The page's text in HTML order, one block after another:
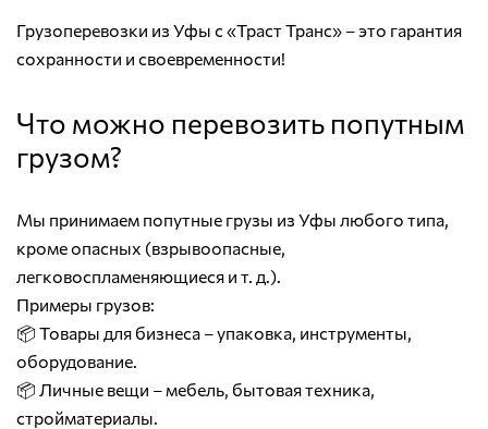
Грузоперевозки из Уфы с «Траст Транс» – это гарантия
сохранности и своевременности!
Что можно перевозить попутным
грузом?
Мы принимаем попутные грузы из Уфы любого типа,
кроме опасных (взрывоопасные,
легковоспламеняющиеся и т. д.).
Примеры грузов:
📦 Товары для бизнеса – упаковка, инструменты,
оборудование.
📦 Личные вещи – мебель, бытовая техника,
стройматериалы.